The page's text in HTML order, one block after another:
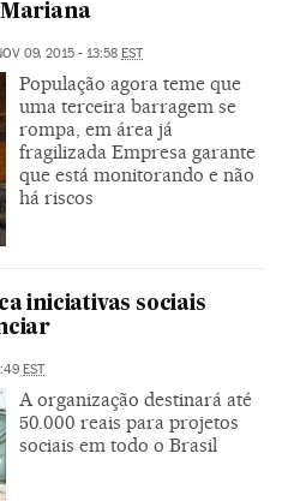
Mariana
09, 2015 - 13:58 EST
População agora teme que
uma terceira barragem se
rompa, em área já
fragilizada Empresa garante
que está monitorando e não
há riscos
iniciativas sociais
EST
A organização destinará até
50.000 reais para projetos
sociais em todo o Brasil